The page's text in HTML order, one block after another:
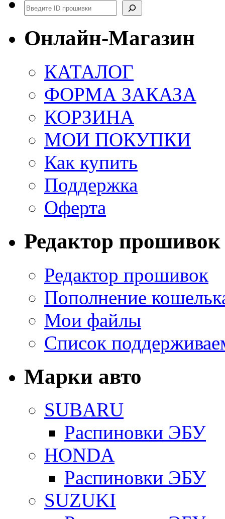
Поиск
Онлайн-Магазин
КАТАЛОГ
ФОРМА ЗАКАЗА
КОРЗИНА
МОИ ПОКУПКИ
Как купить
Поддержка
Оферта
Редактор прошивок
Редактор прошивок
Пополнение
Мои файлы
Список
Марки авто
SUBARU
Распиновки ЭБУ
HONDA
Распиновки ЭБУ
SUZUKI